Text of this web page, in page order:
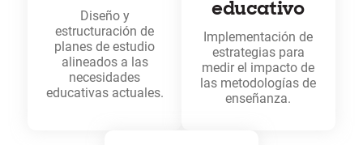
Diseño y
estructuración de
planes de estudio
alineados a las
necesidades
educativas actuales.
educativo
Implementación de
estrategias para
medir el impacto de
las metodologías de
enseñanza.